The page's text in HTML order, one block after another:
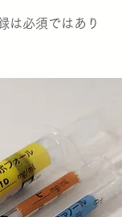
は必須ではあり